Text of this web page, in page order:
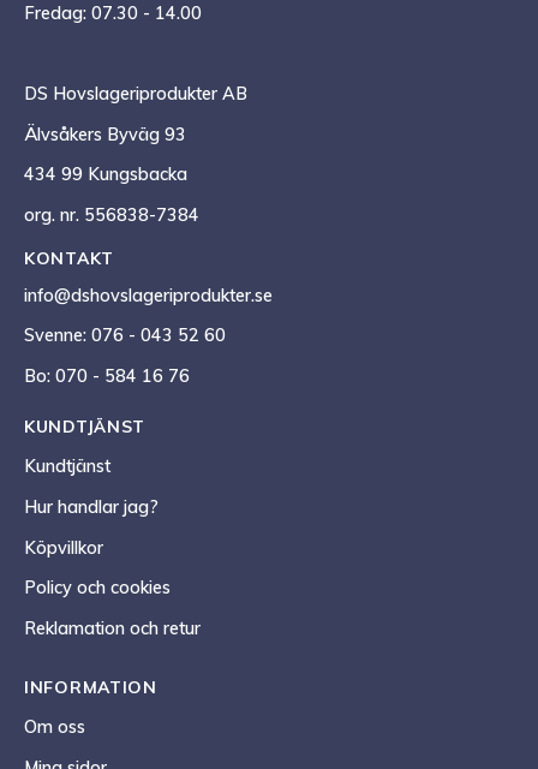
Fredag: 07.30 - 14.00
DS Hovslageriprodukter AB
Älvsåkers Byväg 93
434 99 Kungsbacka
org. nr. 556838-7384
KONTAKT
info@dshovslageriprodukter.se
Svenne: 076 - 043 52 60
Bo: 070 - 584 16 76
KUNDTJÄNST
Kundtjänst
Hur handlar jag?
Köpvillkor
Policy och cookies
Reklamation och retur
INFORMATION
Om oss